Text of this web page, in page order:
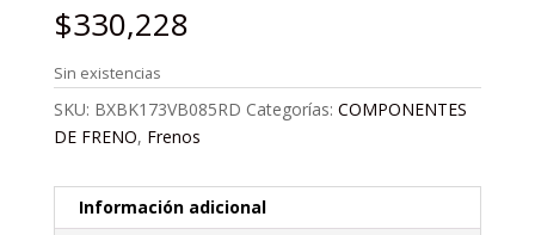
$330,228
Sin existencias
SKU: BXBK173VB085RD Categorías: COMPONENTES
DE FRENO, Frenos
Información adicional